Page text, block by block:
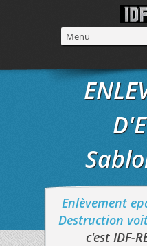
Enlèvement
Destruction
c'est IDF-